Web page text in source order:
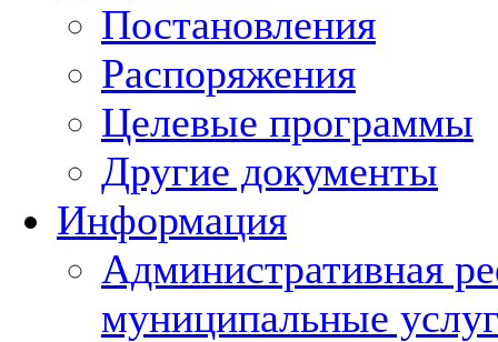
Постановления
Распоряжения
Целевые программы
Другие документы
Информация
Административная
муниципальные